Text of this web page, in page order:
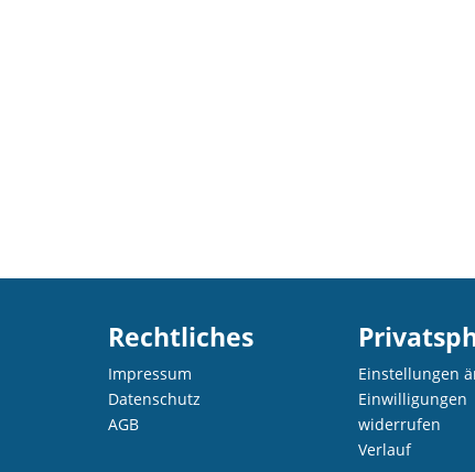
Rechtliches
Impressum
Datenschutz
AGB
Einstellungen
Einwilligungen
widerrufen
Verlauf